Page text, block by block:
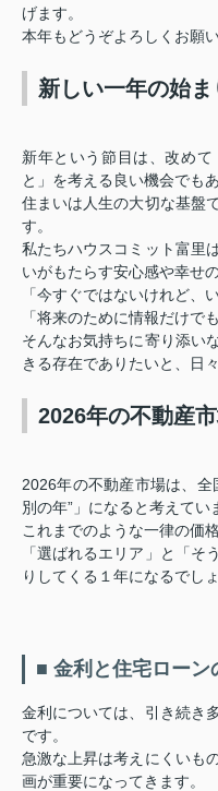
げます。
本年もどうぞよろしくお願
新しい一年の始ま
新年という節目は、改め
と」を考える良い機会でもあ
住まいは人生の大切な基盤
す。
私たちハウスコミット富里
いがもたらす安心感や幸せ
「今すぐではないけれど、
「将来のために情報だけで
そんなお気持ちに寄り添い
きる存在でありたいと、日
2026年の不動産
2026年の不動産市場は、全
別の年”」になると考えてい
これまでのような一律の価
「選ばれるエリア」と「そ
りしてくる１年になるでしょ
■ 金利と住宅ローン
金利については、引き続き
です。
急激な上昇は考えにくいも
画が重要になってきます。